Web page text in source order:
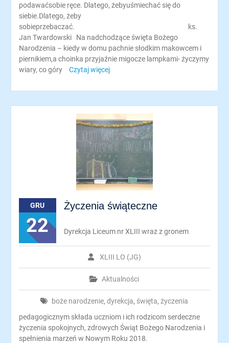
podawaćsobie ręce. Dlatego, żebyuśmiechać się do
siebie.Dlatego, żeby
sobieprzebaczać. ks.
Jan Twardowski Na nadchodzące święta Bożego
Narodzenia – kiedy w domu pachnie słodkim makowcem i
piernikiem,a choinka przyjaźnie migocze lampkami- życzymy
wiary, co góry
Czytaj więcej
GRU
22
Życzenia świąteczne
XLIII LO (JG)
Aktualności
boże narodzenie,dyrekcja, święta,życzenia
Dyrekcja Liceum nr XLIII wraz z gronem
pedagogicznym składa uczniom i ich rodzicom serdeczne
życzenia spokojnych, zdrowych Świąt Bożego Narodzenia i
spełnienia marzeń w Nowym Roku 2018.